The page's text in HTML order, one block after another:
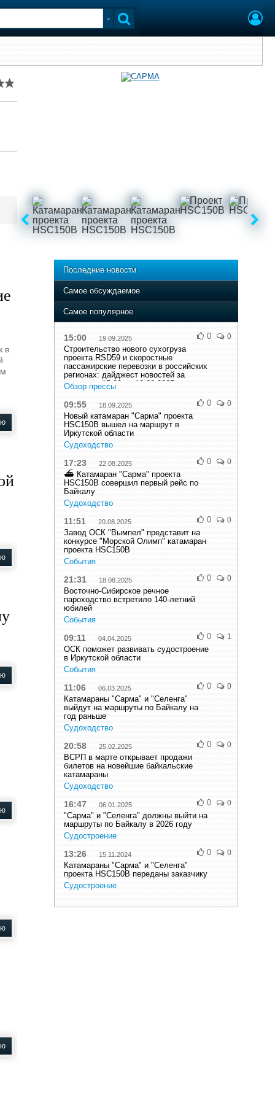
в
Последние новости
Самое обсуждаемое
Самое популярное
15:00 19.09.2025
Строительство нового сухогруза
проекта RSD59 и скоростные
пассажирские перевозки в российских
регионах: дайджест новостей за
неделю с 15.09 по 19.09.2025
Обзор прессы
0 0
09:55 18.09.2025
Новый катамаран "Сарма" проекта
HSC150B вышел на маршрут в
Иркутской области
Судоходство
0 0
17:23 22.08.2025
⛴ Катамаран "Сарма" проекта
HSC150B совершил первый рейс по
Байкалу
Судоходство
0 0
11:51 20.08.2025
Завод ОСК "Вымпел" представит на
конкурсе "Морской Олимп" катамаран
проекта HSC150B
События
0 0
21:31 18.08.2025
Восточно-Сибирское речное
пароходство встретило 140-летний
юбилей
События
0 0
09:11 04.04.2025
ОСК поможет развивать судостроение
в Иркутской области
События
0 1
11:06 06.03.2025
Катамараны "Сарма" и "Селенга"
выйдут на маршруты по Байкалу на
год раньше
Судоходство
0 0
20:58 25.02.2025
ВСРП в марте открывает продажи
билетов на новейшие байкальские
катамараны
Судоходство
0 0
16:47 06.01.2025
"Сарма" и "Селенга" должны выйти на
маршруты по Байкалу в 2026 году
Судостроение
0 0
13:26 15.11.2024
Катамараны "Сарма" и "Селенга"
проекта HSC150B переданы заказчику
Судостроение
0 0